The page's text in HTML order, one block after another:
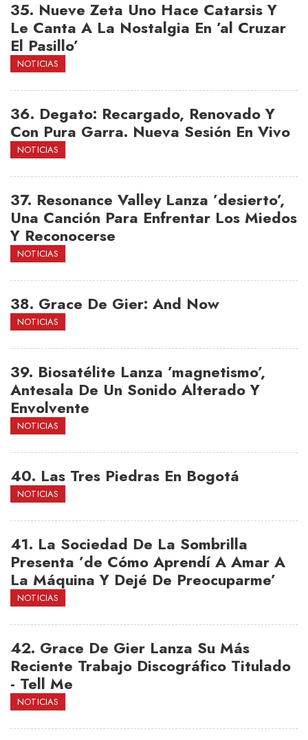
35. Nueve Zeta Uno Hace Catarsis Y
Le Canta A La Nostalgia En ’al Cruzar
El Pasillo’
NOTICIAS
36. Degato: Recargado, Renovado Y
Con Pura Garra. Nueva Sesión En Vivo
NOTICIAS
37. Resonance Valley Lanza ’desierto’,
Una Canción Para Enfrentar Los Miedos
Y Reconocerse
NOTICIAS
38. Grace De Gier: And Now
NOTICIAS
39. Biosatélite Lanza ’magnetismo’,
Antesala De Un Sonido Alterado Y
Envolvente
NOTICIAS
40. Las Tres Piedras En Bogotá
NOTICIAS
41. La Sociedad De La Sombrilla
Presenta ’de Cómo Aprendí A Amar A
La Máquina Y Dejé De Preocuparme’
NOTICIAS
42. Grace De Gier Lanza Su Más
Reciente Trabajo Discográfico Titulado
- Tell Me
NOTICIAS